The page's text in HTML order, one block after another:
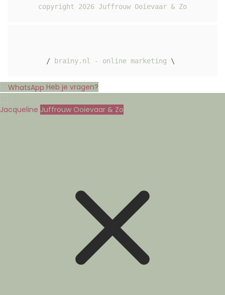
copyright 2026 Juffrouw Ooievaar & Zo
/ brainy.nl - online marketing \
Heb je vragen?
Jacqueline Juffrouw Ooievaar & Zo